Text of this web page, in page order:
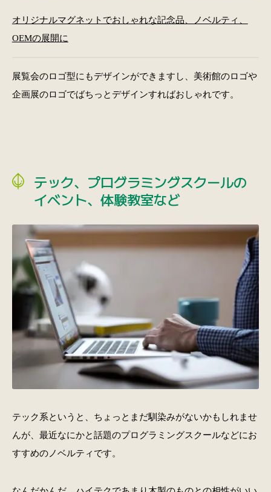
オリジナルマグネットでおしゃれな記念品、ノベルティ、
OEMの展開に
展覧会のロゴ型にもデザインができますし、美術館のロゴや
企画展のロゴでばちっとデザインすればおしゃれです。
テック、プログラミングスクールの
イベント、体験教室など
テック系というと、ちょっとまだ馴染みがないかもしれませ
んが、最近なにかと話題のプログラミングスクールなどにお
すすめのノベルティです。